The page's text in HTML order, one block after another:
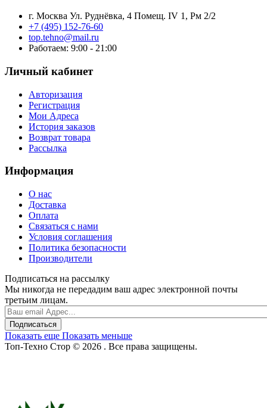
г. Москва Ул. Руднёвка, 4 Помещ. IV 1, Рм 2/2
+7 (495) 152-76-60
top.tehno@mail.ru
Работаем: 9:00 - 21:00
Личный кабинет
Авторизация
Регистрация
Мои Адреса
История заказов
Возврат товара
Рассылка
Информация
О нас
Доставка
Оплата
Связаться с нами
Условия соглашения
Политика безопасности
Производители
Подписаться на рассылку
Мы никогда не передадим ваш адрес электронной почты
третьим лицам.
Подписаться
Показать еще Показать меньше
Топ-Техно Стор © 2026 . Все права защищены.